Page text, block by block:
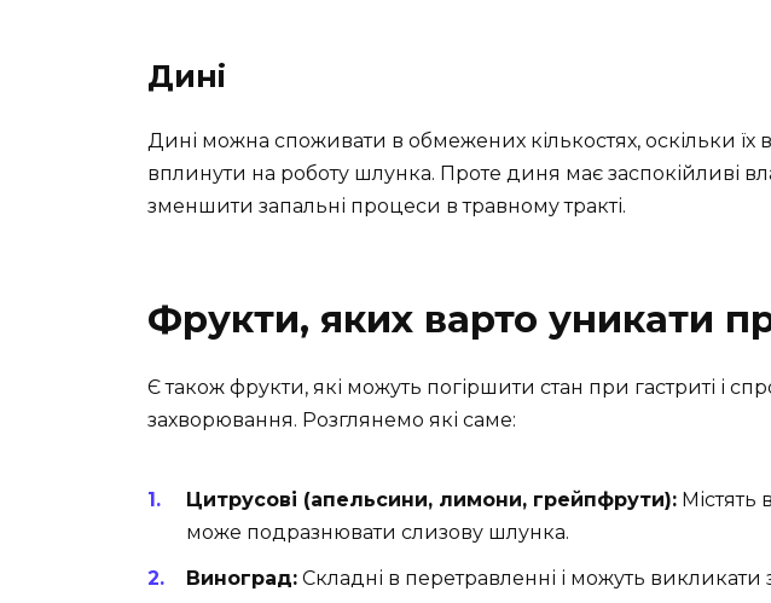
Дині
Дині можна споживати в обмежених кількостях, оскільки їх
вплинути на роботу шлунка. Проте диня має заспокійливі
зменшити запальні процеси в травному тракті.
Фрукти, яких варто уникати
Є також фрукти, які можуть погіршити стан при гастриті і
захворювання. Розглянемо які саме:
Цитрусові (апельсини, лимони, грейпфрути): Містять
може подразнювати слизову шлунка.
Виноград: Складні в перетравленні і можуть викликати